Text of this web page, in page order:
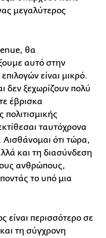
μεγαλύτερος
θα
αυτό στην
είναι μικρό.
δεν ξεχωρίζουν πολύ
έβρισκα
πολιτισμικής
ταυτόχρονα
ότι τώρα,
και τη διασύνδεση
ανθρώπους,
το υπό μια
είναι περισσότερο σε
τη σύγχρονη